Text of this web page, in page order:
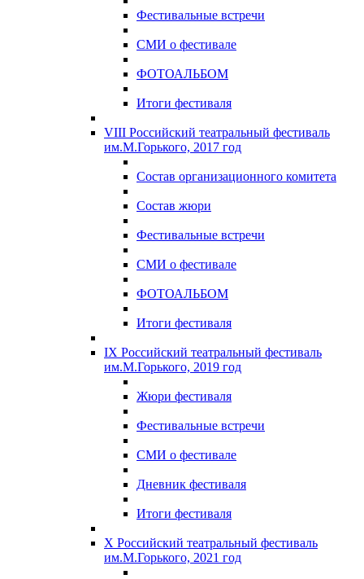
Фестивальные встречи
СМИ о фестивале
ФОТОАЛЬБОМ
Итоги фестиваля
VIII Российский театральный фестиваль
им.М.Горького, 2017 год
Состав организационного комитета
Состав жюри
Фестивальные встречи
СМИ о фестивале
ФОТОАЛЬБОМ
Итоги фестиваля
IX Российский театральный фестиваль
им.М.Горького, 2019 год
Жюри фестиваля
Фестивальные встречи
СМИ о фестивале
Дневник фестиваля
Итоги фестиваля
X Российский театральный фестиваль
им.М.Горького, 2021 год